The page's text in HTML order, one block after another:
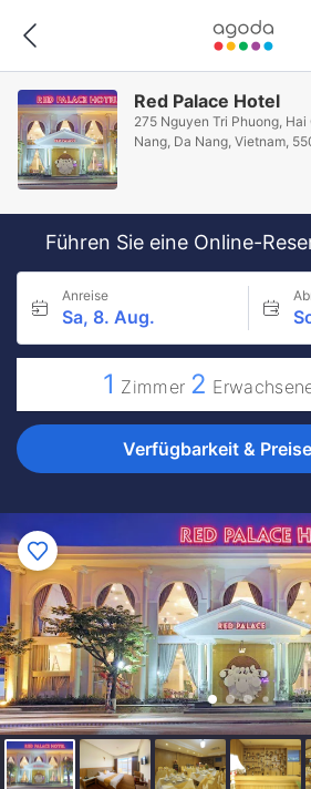
Red Palace Hotel
275 Nguyen Tri Phuong,
Nang, Da Nang, Vietnam,
Führen Sie eine Online-
Anreise
Sa, 8. Aug.
1 Zimmer 2
Verfügbarkeit &